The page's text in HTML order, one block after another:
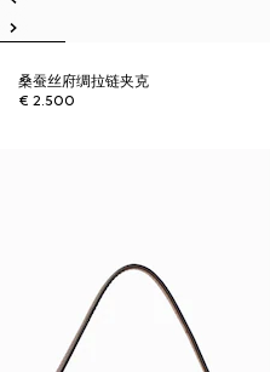
桑蚕丝府绸拉链夹克
€ 2.500